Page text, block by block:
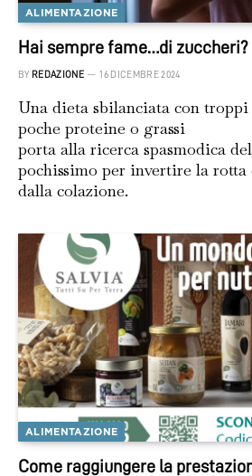
ALIMENTAZIONE
Hai sempre fame…di zuccheri?
BY REDAZIONE 16 DICEMBRE 2024
Una dieta sbilanciata con
poche proteine o grassi
porta alla ricerca spasmodica
pochissimo per invertire la
dalla colazione.
ALIMENTAZIONE
Come raggiungere la